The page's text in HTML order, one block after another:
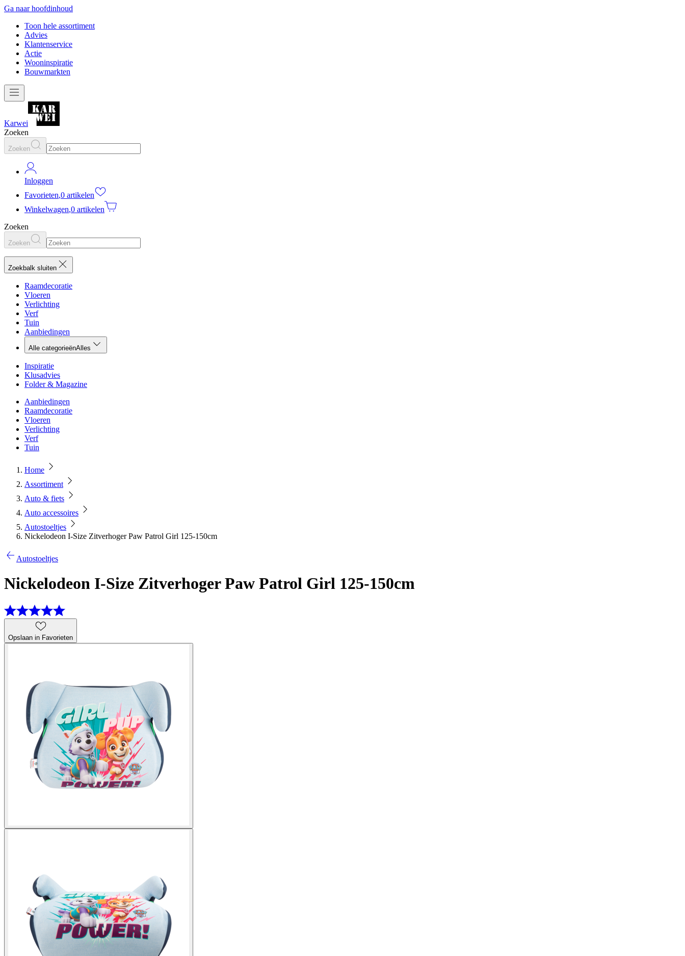
Ga naar hoofdinhoud
Toon hele assortiment
Advies
Klantenservice
Actie
Wooninspiratie
Bouwmarkten
Karwei
Zoeken
Zoeken
Inloggen
Favorieten,0 artikelen
Winkelwagen,0 artikelen
Zoeken
Zoeken
Zoekbalk sluiten
Raamdecoratie
Vloeren
Verlichting
Verf
Tuin
Aanbiedingen
Alle categorieënAlles
Inspiratie
Klusadvies
Folder & Magazine
Aanbiedingen
Raamdecoratie
Vloeren
Verlichting
Verf
Tuin
Home
Assortiment
Auto & fiets
Auto accessoires
Autostoeltjes
Nickelodeon I-Size Zitverhoger Paw Patrol Girl 125-150cm
Autostoeltjes
Nickelodeon I-Size Zitverhoger Paw Patrol Girl 125-150cm
Opslaan in Favorieten